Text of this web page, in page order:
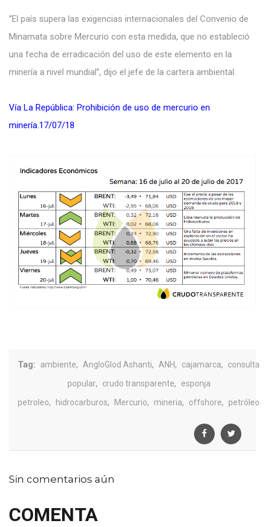
“El país supera las exigencias internacionales del Convenio de
Minamata sobre Mercurio con esta medida, que no estableció
una fecha de erradicación del uso de este elemento en la
minería a nivel mundial”, dijo el jefe de la cartera ambiental.
Vía La República: Prohibición de uso de mercurio en
minería.17/07/18
Tag: ambiente, AngloGlod Ashanti, ANH, cajamarca,
consulta
popular, crudo transparente,
esponja
petroleo, hidrocarburos, Mercurio, mineria, offshore, petróleo
Sin comentarios aún
COMENTA